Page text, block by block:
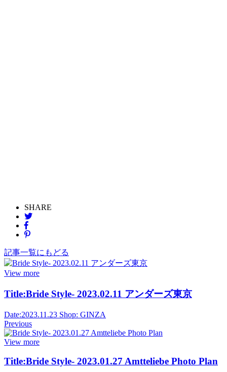
SHARE
記事一覧にもどる
View more
Title:Bride Style- 2023.02.11 アンダーズ東京
Date:2023.11.23 Shop: GINZA
Previous
View more
Title:Bride Style- 2023.01.27 Amtteliebe Photo Plan